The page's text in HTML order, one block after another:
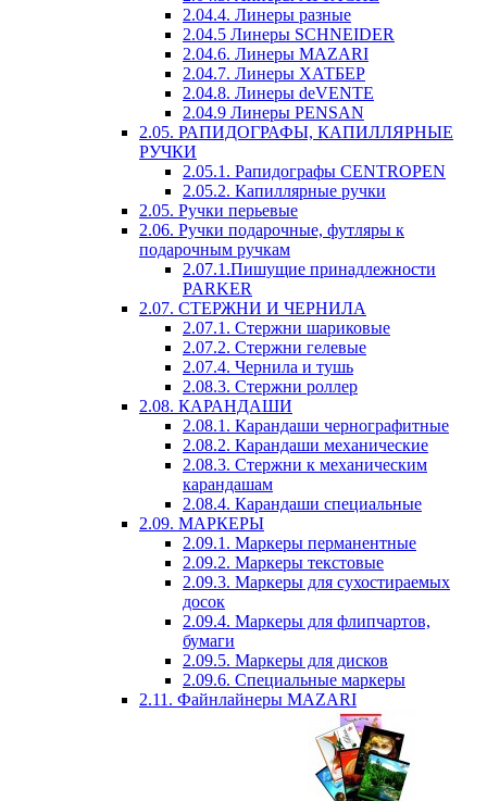
2.04.4. Линеры разные
2.04.5 Линеры SCHNEIDER
2.04.6. Линеры MAZARI
2.04.7. Линеры ХАТБЕР
2.04.8. Линеры deVENTE
2.04.9 Линеры PENSAN
2.05. РАПИДОГРАФЫ, КАПИЛЛЯРНЫЕ
РУЧКИ
2.05.1. Рапидографы CENTROPEN
2.05.2. Капиллярные ручки
2.05. Ручки перьевые
2.06. Ручки подарочные, футляры к
подарочным ручкам
2.07.1.Пишущие принадлежности
PARKER
2.07. СТЕРЖНИ И ЧЕРНИЛА
2.07.1. Стержни шариковые
2.07.2. Стержни гелевые
2.07.4. Чернила и тушь
2.08.3. Стержни роллер
2.08. КАРАНДАШИ
2.08.1. Карандаши чернографитные
2.08.2. Карандаши механические
2.08.3. Стержни к механическим
карандашам
2.08.4. Карандаши специальные
2.09. МАРКЕРЫ
2.09.1. Маркеры перманентные
2.09.2. Маркеры текстовые
2.09.3. Маркеры для сухостираемых
досок
2.09.4. Маркеры для флипчартов,
бумаги
2.09.5. Маркеры для дисков
2.09.6. Специальные маркеры
2.11. Файнлайнеры MAZARI